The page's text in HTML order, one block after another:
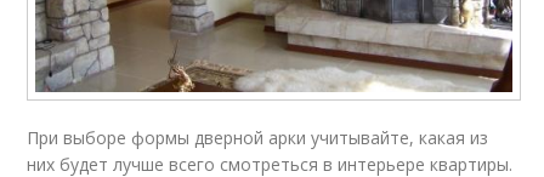
При выборе формы дверной арки учитывайте, какая из
них будет лучше всего смотреться в интерьере квартиры.